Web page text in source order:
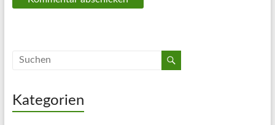
Kategorien